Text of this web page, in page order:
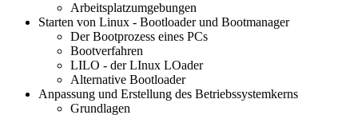
Arbeitsplatzumgebungen
Starten von Linux - Bootloader und Bootmanager
Der Bootprozess eines PCs
Bootverfahren
LILO - der LInux LOader
Alternative Bootloader
Anpassung und Erstellung des Betriebssystemkerns
Grundlagen